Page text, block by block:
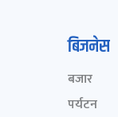
बिजनेस
बजार
पर्यटन